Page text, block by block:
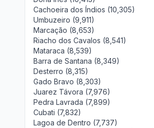
Cachoeira dos Índios (10,305)
Umbuzeiro (9,911)
Marcação (8,653)
Riacho dos Cavalos (8,541)
Mataraca (8,539)
Barra de Santana (8,349)
Desterro (8,315)
Gado Bravo (8,303)
Juarez Távora (7,976)
Pedra Lavrada (7,899)
Cubati (7,832)
Lagoa de Dentro (7,737)